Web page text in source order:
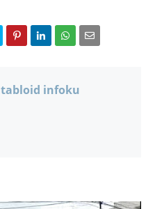
tabloid infoku